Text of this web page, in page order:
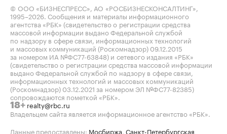
© ООО «БИЗНЕСПРЕСС», АО «РОСБИЗНЕСКОНСАЛТИНГ»,
1995–2026. Сообщения и материалы информационного
агентства «РБК» (свидетельство о регистрации средства
массовой информации выдано Федеральной службой
по надзору в сфере связи, информационных технологий
и массовых коммуникаций (Роскомнадзор) 09.12.2015
за номером ИА №ФС77-63848) и сетевого издания «РБК»
(свидетельство о регистрации средства массовой информации
выдано Федеральной службой по надзору в сфере связи,
информационных технологий и массовых коммуникаций
(Роскомнадзор) 03.12.2021 за номером ЭЛ №ФС77-82385)
сопровождаются пометкой «РБК».
18+ realty@rbc.ru
Владельцем сайта является информационное агентство «РБК».
Данные предоставлены: Мосбиржа, Санкт-Петербургская